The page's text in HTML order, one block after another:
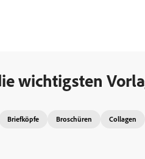
wichtigsten
Briefköpfe Broschüren Collagen